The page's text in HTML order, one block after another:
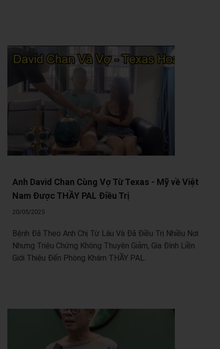
Anh David Chan Cùng Vợ Từ Texas - Mỹ về Việt
Nam Được THẦY PAL Điều Trị
20/05/2025
Bệnh Đã Theo Anh Chị Từ Lâu Và Đã Điều Trị Nhiều Nơi
Nhưng Triệu Chứng Không Thuyên Giảm, Gia Đình Liền
Giới Thiệu Đến Phòng Khám THẦY PAL.